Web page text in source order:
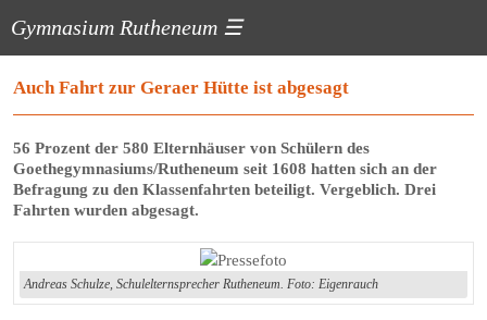
Gymnasium Rutheneum ☰
Auch Fahrt zur Geraer Hütte ist abgesagt
56 Prozent der 580 Elternhäuser von Schülern des
Goethegymnasiums/Rutheneum seit 1608 hatten sich an der
Befragung zu den Klassenfahrten beteiligt. Vergeblich. Drei
Fahrten wurden abgesagt.
Andreas Schulze, Schul­elternsprecher Rutheneum. Foto: Eigenrauch